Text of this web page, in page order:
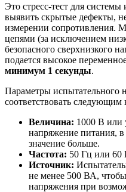
Это стресс-тест для
выявить скрытые дефекты,
измерении сопротивления.
цепями (за исключением
безопасного сверхнизкого
подается высокое
минимум 1 секунды.
Параметры испытательного
соответствовать следующим
Величина: 1000 В или
напряжение питания, в
значение больше.
Частота: 50 Гц или 60
Источник:
не менее 500 ВА, чтобы
напряжения при